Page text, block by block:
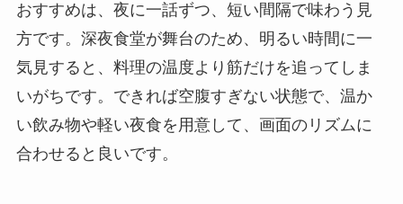
おすすめは、夜に一話ずつ、短い間隔で味わう見
方です。深夜食堂が舞台のため、明るい時間に一
気見すると、料理の温度より筋だけを追ってしま
いがちです。できれば空腹すぎない状態で、温か
い飲み物や軽い夜食を用意して、画面のリズムに
合わせると良いです。